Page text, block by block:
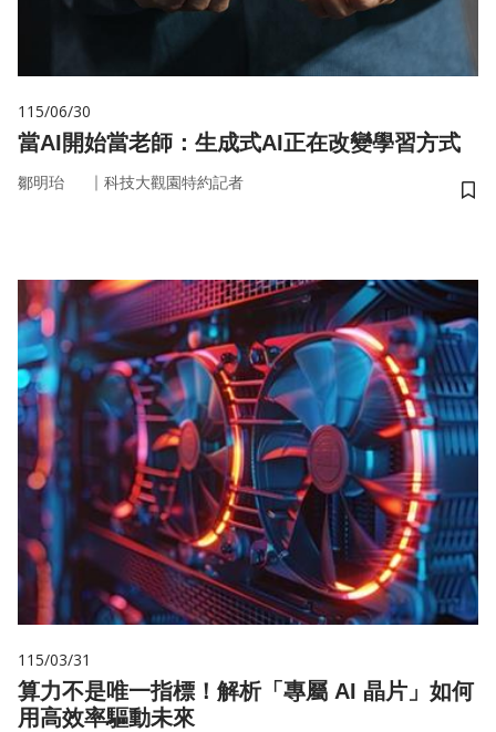
115/06/30
當AI開始當老師：生成式AI正在改變學習方式
鄒明珆 ｜ 科技大觀園特約記者
儲
115/03/31
算力不是唯一指標！解析「專屬 AI 晶片」如何
用高效率驅動未來